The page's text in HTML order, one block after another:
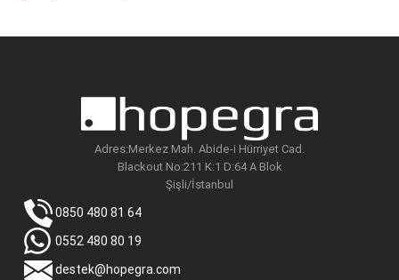
Adres:Merkez Mah. Abide-i Hürriyet Cad.
Blackout No:211 K:1 D:64 A Blok
Şişli/İstanbul
0850 480 81 64
0552 480 80 19
destek@hopegra.com